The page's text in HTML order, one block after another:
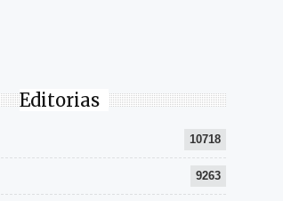
Editorias
10718
9263